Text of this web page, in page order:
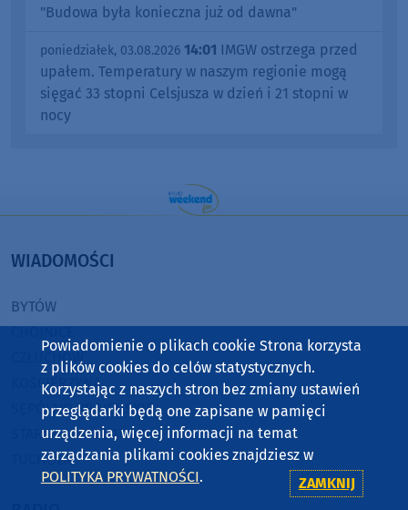
"Budowa była konieczna już od dawna"
poniedziałek, 03.08.2026 14:01 IMGW ostrzega przed
upałem. Temperatury w naszym regionie mogą
sięgać 33 stopni Celsjusza w dzień i 21 stopni w
nocy
WIADOMOŚCI
BYTÓW
CHOJNICE
CZŁUCHÓW
KOŚCIERZYNA
SĘPÓLNO KRAJEŃSKIE
STAROGARD GDAŃSKI
TUCHOLA
Powiadomienie o plikach cookie Strona korzysta
z plików cookies do celów statystycznych.
Korzystając z naszych stron bez zmiany ustawień
przeglądarki będą one zapisane w pamięci
urządzenia, więcej informacji na temat
zarządzania plikami cookies znajdziesz w
POLITYKA PRYWATNOŚCI. ZAMKNIJ